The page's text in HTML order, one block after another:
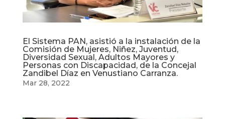
El Sistema PAN, asistió a la instalación de la
Comisión de Mujeres, Niñez, Juventud,
Diversidad Sexual, Adultos Mayores y
Personas con Discapacidad, de la Concejal
Zandibel Díaz en Venustiano Carranza.
Mar 28, 2022